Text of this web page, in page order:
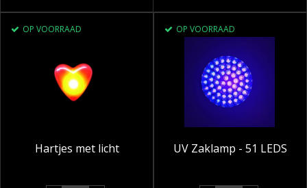
OP VOORRAAD
Hartjes met licht
OP VOORRAAD
UV Zaklamp - 51 LEDS